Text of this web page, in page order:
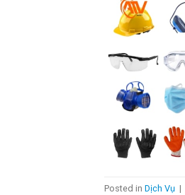
Posted in Dịch Vụ |